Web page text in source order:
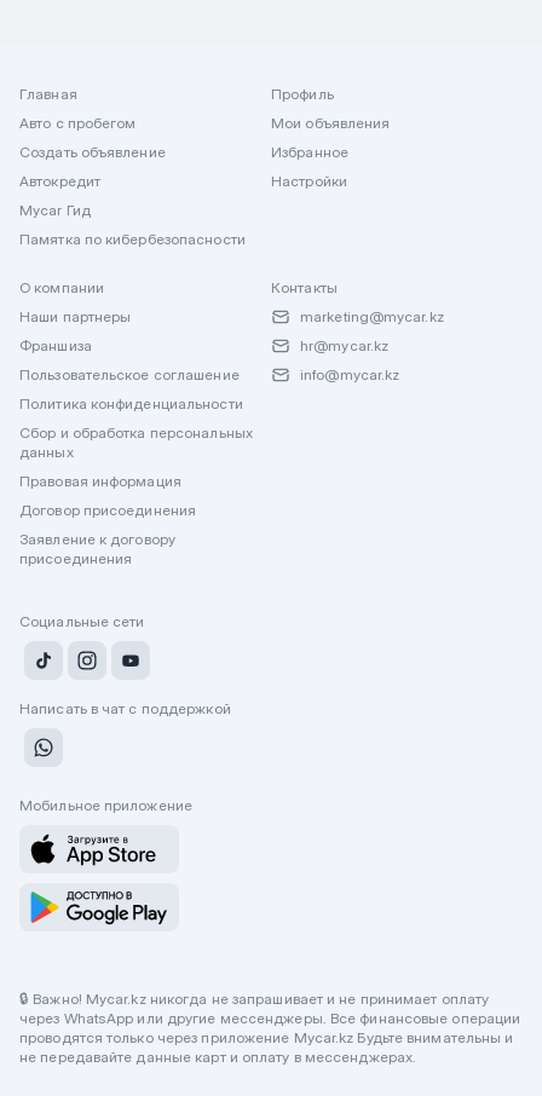
Главная
Авто с пробегом
Создать объявление
Автокредит
Mycar Гид
Памятка по кибербезопасности
Профиль
Мои объявления
Избранное
Настройки
О компании
Наши партнеры
Франшиза
Пользовательское соглашение
Политика конфиденциальности
Сбор и обработка персональных
данных
Правовая информация
Договор присоединения
Заявление к договору
присоединения
Контакты
marketing@mycar.kz
hr@mycar.kz
info@mycar.kz
Социальные сети
Написать в чат с поддержкой
Мобильное приложение
🔒 Важно! Mycar.kz никогда не запрашивает и не принимает оплату
через WhatsApp или другие мессенджеры. Все финансовые операции
проводятся только через приложение Mycar.kz Будьте внимательны и
не передавайте данные карт и оплату в мессенджерах.